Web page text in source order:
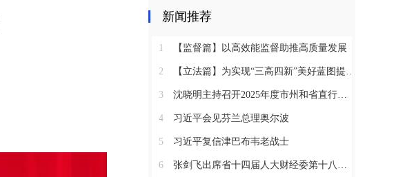
新闻推荐
1 【监督篇】以高效能监督助推高质量发展
2 【立法篇】为实现“三高四新”美好蓝图提供坚实法治保障
3 沈晓明主持召开2025年度市州和省直行业系统党（工）委书记抓基层党建工作述职评议会议
4 习近平会见芬兰总理奥尔波
5 习近平复信津巴布韦老战士
6 张剑飞出席省十四届人大财经委第十八次全体会议